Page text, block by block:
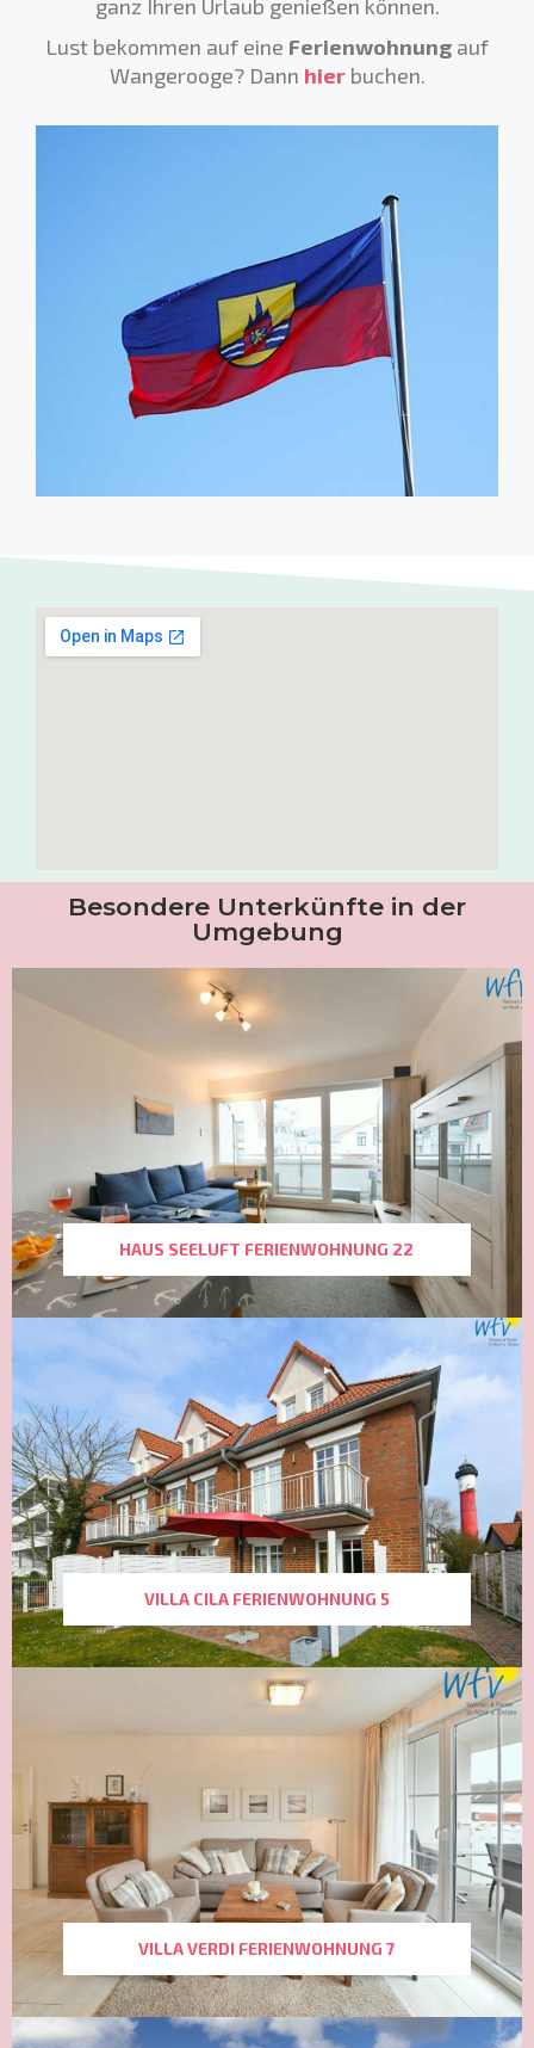
ganz Ihren Urlaub genießen können.
Lust bekommen auf eine Ferienwohnung auf
Wangerooge? Dann hierbuchen.
Besondere Unterkünfte in der
Umgebung
HAUS SEELUFT FERIENWOHNUNG 22
VILLA CILA FERIENWOHNUNG 5
VILLA VERDI FERIENWOHNUNG 7